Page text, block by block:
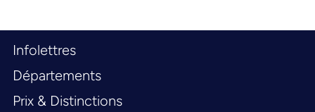
Infolettres
Départements
Prix & Distinctions